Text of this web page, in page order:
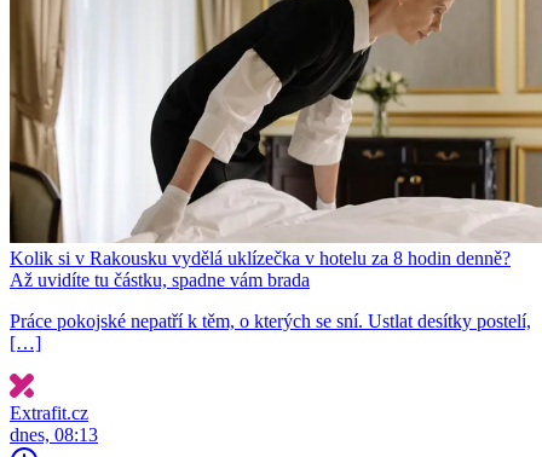
Kolik si v Rakousku vydělá uklízečka v hotelu za 8 hodin denně?
Až uvidíte tu částku, spadne vám brada
Práce pokojské nepatří k těm, o kterých se sní. Ustlat desítky postelí,
[…]
Extrafit.cz
dnes, 08:13